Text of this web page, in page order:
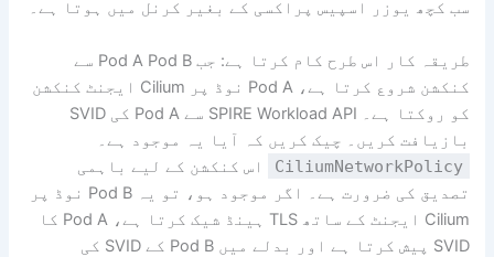
سب کچھ یوزر اسپیس پراکسی کے بغیر کرنل میں ہوتا ہے۔
طریقہ کار اس طرح کام کرتا ہے: جب Pod A Pod B سے
کنکشن شروع کرتا ہے، Pod A نوڈ پر Cilium ایجنٹ کنکشن
کو روکتا ہے۔ SPIRE Workload API سے Pod A کی SVID
بازیافت کریں۔ چیک کریں کہ آیا یہ موجود ہے۔
CiliumNetworkPolicy
اس کنکشن کے لیے باہمی
تصدیق کی ضرورت ہے۔ اگر موجود ہو، تو یہ Pod B نوڈ پر
Cilium ایجنٹ کے ساتھ TLS ہینڈ شیک کرتا ہے، Pod A کا
SVID پیش کرتا ہے اور بدلے میں Pod B کے SVID کی